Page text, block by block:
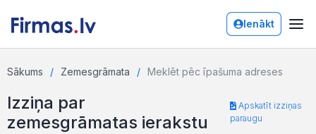
Ienākt
Sākums Zemesgrāmata Meklēt pēc īpašuma adreses
Izziņa par
zemesgrāmatas ierakstu
Apskatīt izziņas
paraugu